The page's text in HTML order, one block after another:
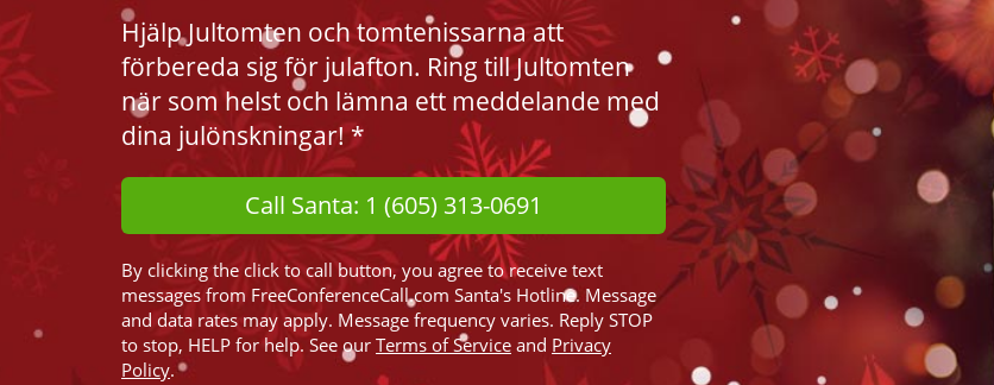
Hjälp Jultomten och tomtenissarna att
förbereda sig för julafton. Ring till Jultomten
när som helst och lämna ett meddelande med
dina julönskningar! *
Call Santa: 1 (605) 313-0691
By clicking the click to call button, you agree to receive text
messages from FreeConferenceCall.com Santa's Hotline. Message
and data rates may apply. Message frequency varies. Reply STOP
to stop, HELP for help. See our Terms of Service and Privacy
Policy.